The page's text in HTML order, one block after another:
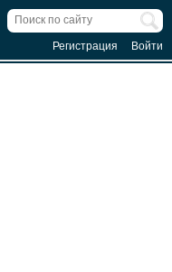
Регистрация Войти